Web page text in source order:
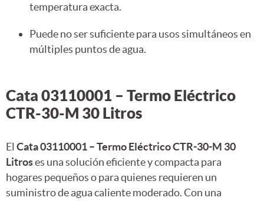
temperatura exacta.
Puede no ser suficiente para usos simultáneos en
múltiples puntos de agua.
Cata 03110001 – Termo Eléctrico
CTR-30-M 30 Litros
El Cata 03110001 – Termo Eléctrico CTR-30-M 30
Litroses una solución eficiente y compacta para
hogares pequeños o para quienes requieren un
suministro de agua caliente moderado. Con una